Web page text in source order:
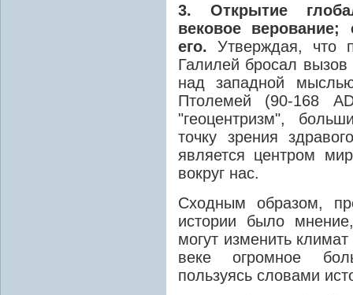
3. Открытие
вековое верование;
его. Утверждая, что
Галилей бросал вызов
над западной
Птолемей (90-168
"геоцентризм",
точку зрения
является центром
вокруг нас.
Сходным образом,
истории было
могут изменить
веке огромное
пользуясь словами